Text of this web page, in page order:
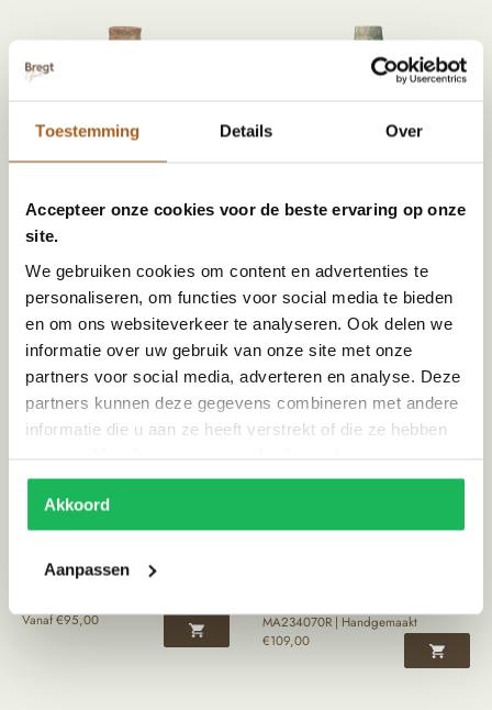
Toestemming Details Over
Accepteer onze cookies voor de beste ervaring op onze
site.
We gebruiken cookies om content en advertenties te
personaliseren, om functies voor social media te bieden
en om ons websiteverkeer te analyseren. Ook delen we
informatie over uw gebruik van onze site met onze
partners voor social media, adverteren en analyse. Deze
partners kunnen deze gegevens combineren met andere
informatie die u aan ze heeft verstrekt of die ze hebben
Akkoord
Aanpassen
Tamegroute long grenade vaas | oker
€109,00
MA234223R | Handgemaakt
€109,00
Tamegroute tripod pot | groen
Vanaf€95,00
MA234070R | Handgemaakt
€109,00